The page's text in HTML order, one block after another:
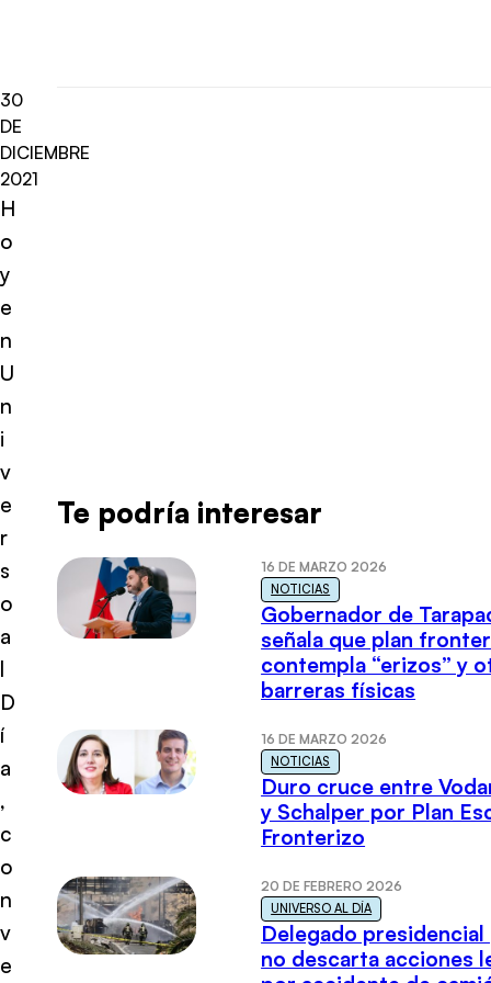
30
DE
DICIEMBRE
2021
H
o
y
e
n
U
n
i
v
e
r
s
o
a
l
D
í
a
,
c
o
n
v
e
Te podría interesar
16 DE MARZO 2026
NOTICIAS
Gobernador de
señala que plan
contempla “erizos” y
barreras físicas
16 DE MARZO 2026
NOTICIAS
Duro cruce entre
y Schalper por Plan
Fronterizo
20 DE FEBRERO 2026
UNIVERSO AL DÍA
Delegado presidencial
no descarta acciones